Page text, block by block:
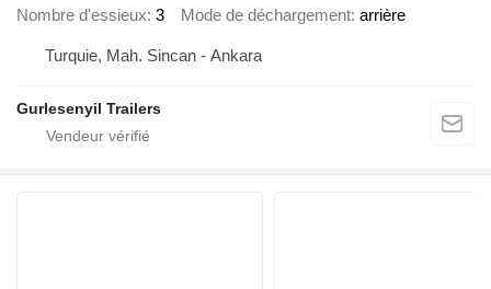
Nombre d'essieux 3 Mode de déchargement arrière
Turquie, Mah. Sincan - Ankara
Gurlesenyil Trailers